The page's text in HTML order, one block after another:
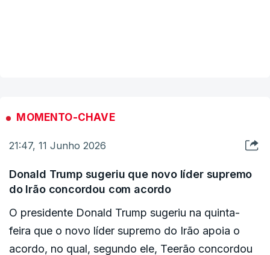
como sabem, e não gosto de ter de fazer as
necessário."
Trump já tinha sugerido várias vezes que o Irão
Unidos, embora noutras ocasiões tenha afirmado
que um acordo estava próximo, não se
MOMENTO-CHAVE
21:47, 11 Junho 2026
Donald Trump sugeriu que novo líder supremo
do Irão concordou com acordo
O presidente Donald Trump sugeriu na quinta-
feira que o novo líder supremo do Irão apoia o
acordo, no qual, segundo ele, Teerão concordou